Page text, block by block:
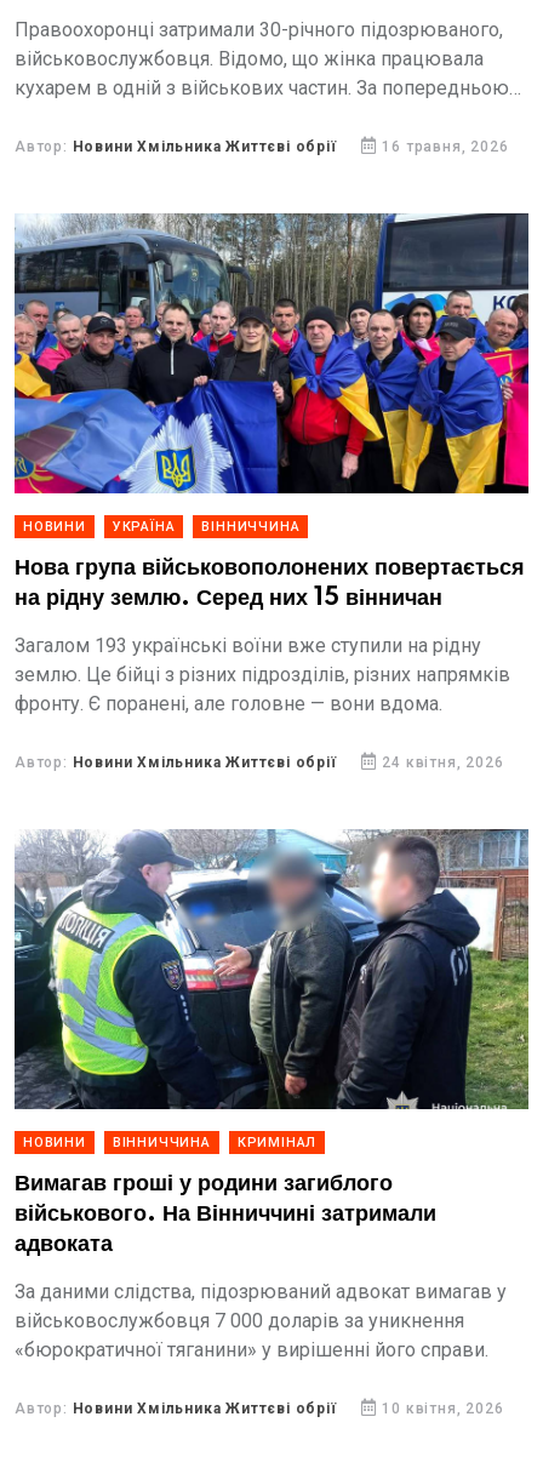
Правоохоронці затримали 30-річного підозрюваного,
військовослужбовця. Відомо, що жінка працювала
кухарем в одній з військових частин. За попередньою
виниклого конфлікту.
Автор: Новини Хмільника Життєві обрії 16 травня, 2026
НОВИНИ УКРАЇНА ВІННИЧЧИНА
Нова група військовополонених повертається
на рідну землю. Серед них 15 вінничан
Загалом 193 українські воїни вже ступили на рідну
землю. Це бійці з різних підрозділів, різних напрямків
фронту. Є поранені, але головне — вони вдома.
Автор: Новини Хмільника Життєві обрії 24 квітня, 2026
НОВИНИ ВІННИЧЧИНА КРИМІНАЛ
Вимагав гроші у родини загиблого
військового. На Вінниччині затримали
адвоката
За даними слідства, підозрюваний адвокат вимагав у
військовослужбовця 7 000 доларів за уникнення
«бюрократичної тяганини» у вирішенні його справи.
Автор: Новини Хмільника Життєві обрії 10 квітня, 2026